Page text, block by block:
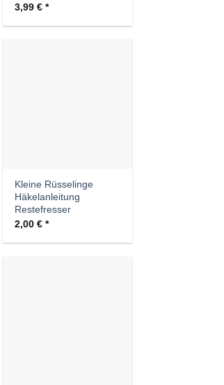
3,99€
Kleine Rüsselinge
Häkelanleitung
Restefresser
2,00€